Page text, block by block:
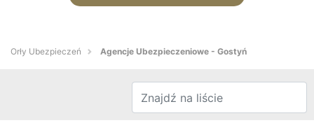
Orły Ubezpieczeń Agencje Ubezpieczeniowe - Gostyń